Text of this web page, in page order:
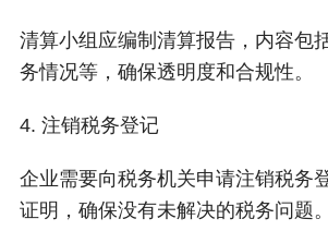
清算小组应编制清算报告，内容包
务情况等，确保透明度和合规性。
4. 注销税务登记
企业需要向税务机关申请注销税务
证明，确保没有未解决的税务问题。